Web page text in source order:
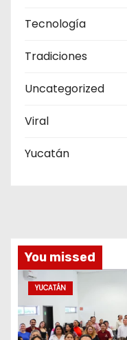
Tecnología
Tradiciones
Uncategorized
Viral
Yucatán
You missed
YUCATÁN